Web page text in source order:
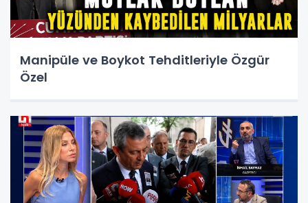
Manipüle ve Boykot Tehditleriyle Özgür
Özel